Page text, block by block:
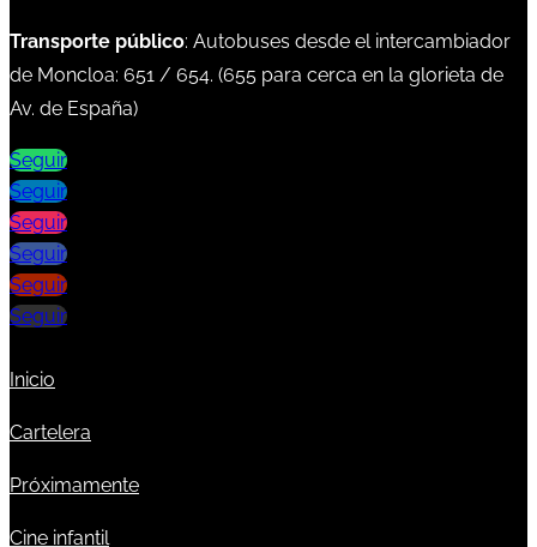
Transporte público: Autobuses desde el intercambiador
de Moncloa: 651 / 654. (655 para cerca en la glorieta de
Av. de España)
Seguir
Seguir
Seguir
Seguir
Seguir
Seguir
Inicio
Cartelera
Próximamente
Cine infantil